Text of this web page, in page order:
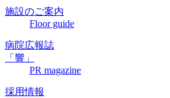
施設のご案内
Floor guide
病院広報誌
「響」
PR magazine
採用情報